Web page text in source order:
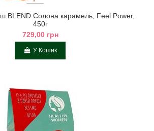
BLEND Солона карамель, Feel Power,
450г
729,00 грн
У Кошик